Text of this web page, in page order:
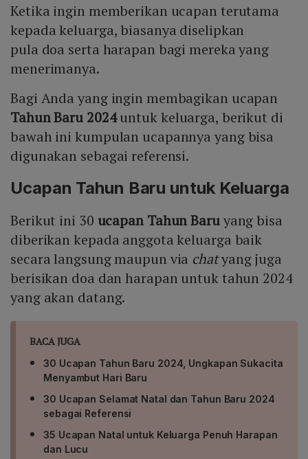
Ketika ingin memberikan ucapan terutama
kepada keluarga, biasanya diselipkan
pula doa serta harapan bagi mereka yang
menerimanya.
Bagi Anda yang ingin membagikan ucapan
Tahun Baru 2024untuk keluarga, berikut di
bawah ini kumpulan ucapannya yang bisa
digunakan sebagai referensi.
Ucapan Tahun Baru untuk Keluarga
Berikut ini 30 ucapan Tahun Baruyang bisa
diberikan kepada anggota keluarga baik
secara langsung maupun via chatyang juga
berisikan doa dan harapan untuk tahun 2024
yang akan datang.
BACA JUGA
30 Ucapan Tahun Baru 2024, Ungkapan Sukacita
Menyambut Hari Baru
30 Ucapan Selamat Natal dan Tahun Baru 2024
sebagai Referensi
35 Ucapan Natal untuk Keluarga Penuh Harapan
dan Lucu